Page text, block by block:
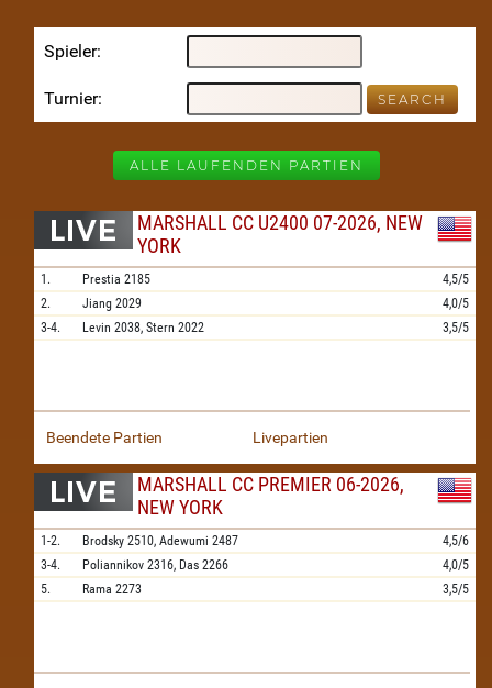
Spieler
Turnier
ALLE LAUFENDEN PARTIEN
MARSHALL CC U2400 07-2026, NEW
YORK
1. Prestia 2185
4,5/5
2.
Jiang 2029
4,0/5
3-4.
Levin 2038, Stern 2022 3,5/5
Beendete Partien Livepartien
MARSHALL CC PREMIER 06-2026,
NEW YORK
1-2. Brodsky 2510, Adewumi 2487
4,5/6
3-4.
Poliannikov 2316, Das 2266
4,0/5
5.
Rama 2273 3,5/5